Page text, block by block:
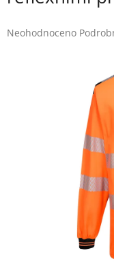
Průměrné
Neohodnoceno